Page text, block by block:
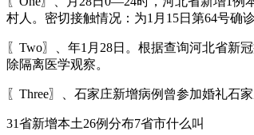
村人。密切接触情况：为1月15日第64号确
〖Two〗、年1月28日。根据查询河北省新
除隔离医学观察。
〖Three〗、石家庄新增病例曾参加婚礼石
31省新增本土26例分布7省市什么叫